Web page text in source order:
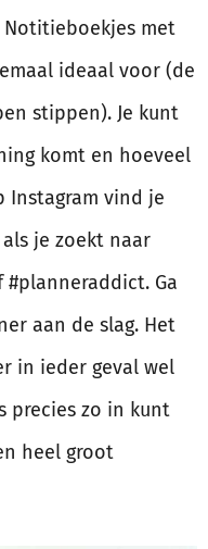
met
ideaal voor (de
stippen). Je kunt
komt en hoeveel
Instagram vind je
je zoekt naar
Ga
aan de slag. Het
in ieder geval wel
precies zo in kunt
heel groot